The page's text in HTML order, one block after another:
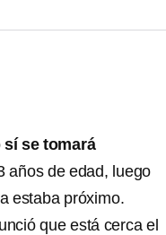
sí se tomará
años de edad, luego
estaba próximo.
que está cerca el